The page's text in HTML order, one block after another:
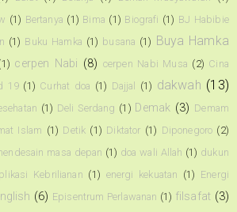
(1) Bertanya (1) Bima (1) Biografi (1) BJ Habibie
(1) Buku Hamka (1) busana (1) Buya Hamka
cerpen Nabi (8) cerpen Nabi Musa (2) Cina
19 (1) Curhat doa (1) Dajjal (1) dakwah (13)
(1) Deli Serdang (1) Demak (3) Demam
Islam (1) Detik (1) Diktator (1) Diponegoro (2)
masa depan (1) doa wali Allah (1) dukun
Kebrilianan (1) energi kekuatan (1) Energi
(6) Episentrum Perlawanan (1) filsafat (3)